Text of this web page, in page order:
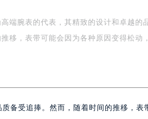
高端腕表的代表，其精致的设计和卓越的
移，表带可能会因为各种原因变得松动
备受追捧。然而，随着时间的推移，表